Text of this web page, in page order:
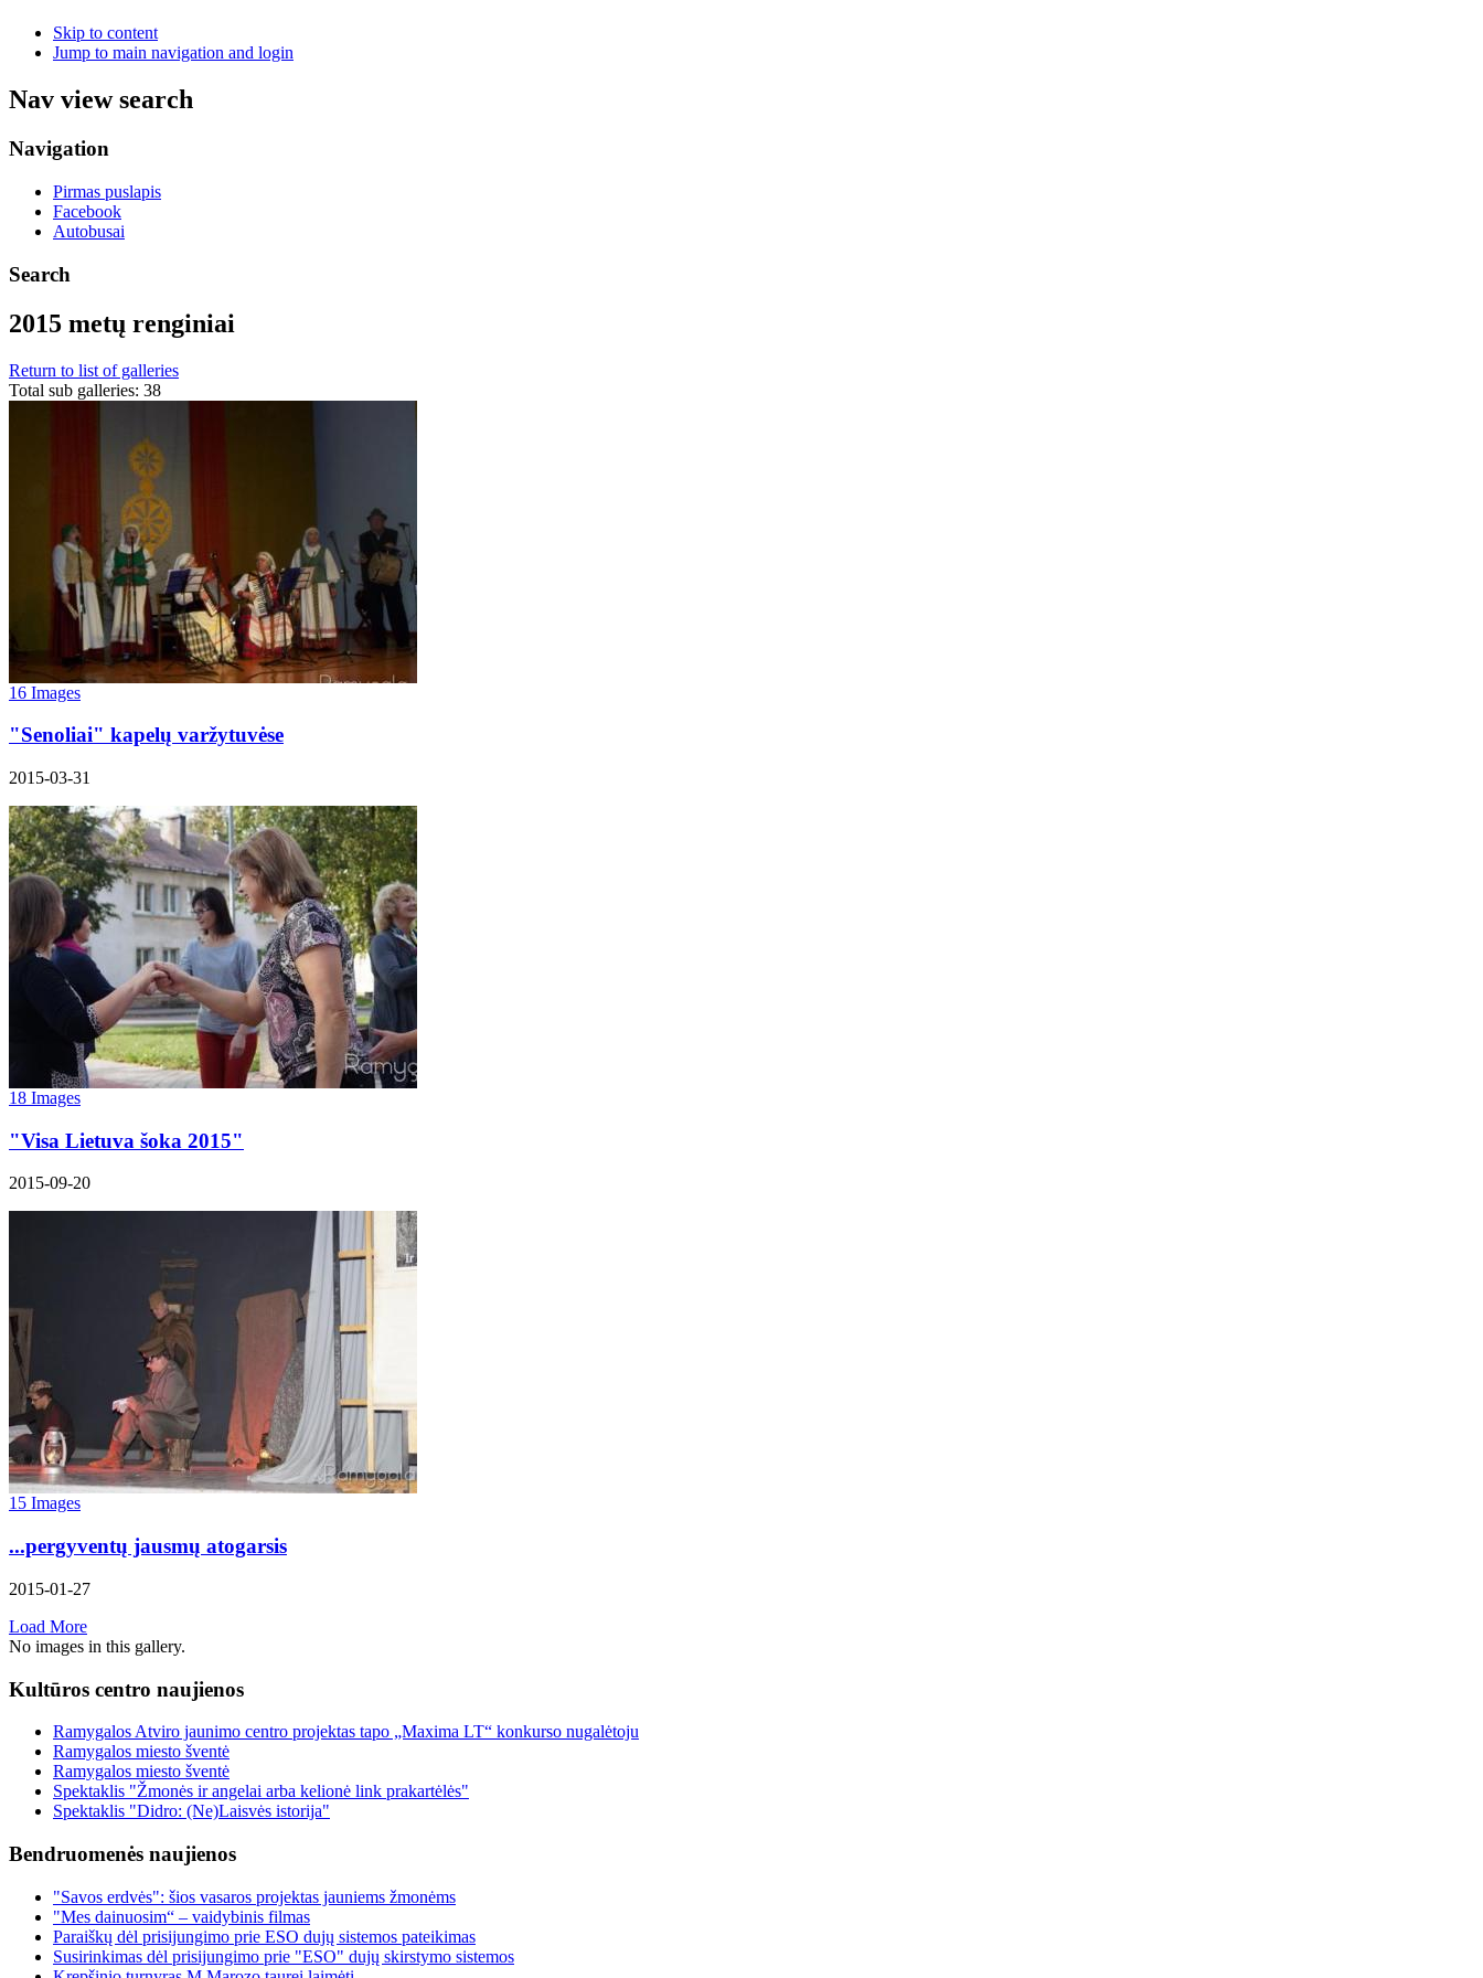
Skip to content
Jump to main navigation and login
Nav view search
Navigation
Pirmas puslapis
Facebook
Autobusai
Search
2015 metų renginiai
Return to list of galleries
Total sub galleries: 38
16 Images
"Senoliai" kapelų varžytuvėse
2015-03-31
18 Images
"Visa Lietuva šoka 2015"
2015-09-20
15 Images
...pergyventų jausmų atogarsis
2015-01-27
Load More
No images in this gallery.
Kultūros centro naujienos
Ramygalos Atviro jaunimo centro projektas tapo „Maxima LT“ konkurso nugalėtoju
Ramygalos miesto šventė
Ramygalos miesto šventė
Spektaklis "Žmonės ir angelai arba kelionė link prakartėlės"
Spektaklis "Didro: (Ne)Laisvės istorija"
Bendruomenės naujienos
"Savos erdvės": šios vasaros projektas jauniems žmonėms
"Mes dainuosim“ – vaidybinis filmas
Paraiškų dėl prisijungimo prie ESO dujų sistemos pateikimas
Susirinkimas dėl prisijungimo prie "ESO" dujų skirstymo sistemos